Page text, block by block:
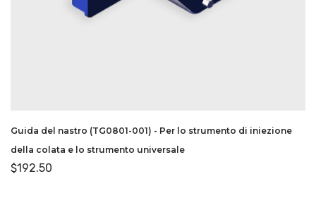
Guida del nastro (TG0801-001) - Per lo strumento di iniezione
della colata e lo strumento universale
$192.50